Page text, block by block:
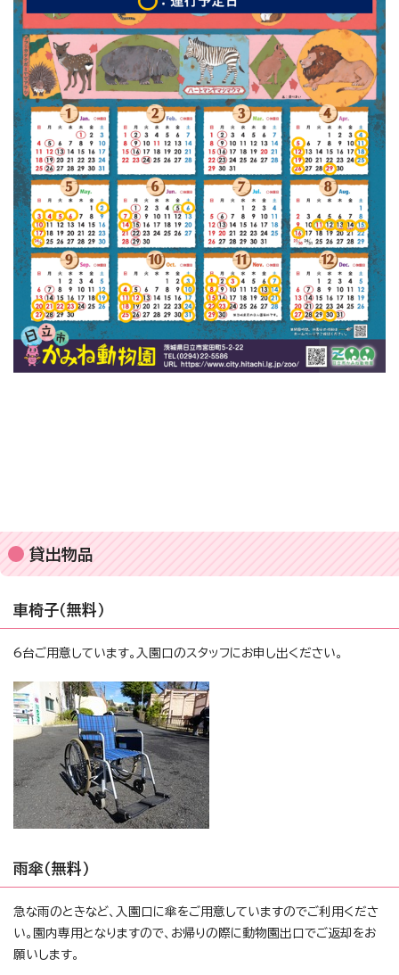
貸出物品
車椅子（無料）
6台ご用意しています。入園口のスタッフにお申し出ください。
雨傘（無料）
急な雨のときなど、入園口に傘をご用意していますのでご利用くださ
い。園内専用となりますので、お帰りの際に動物園出口でご返却をお
願いします。